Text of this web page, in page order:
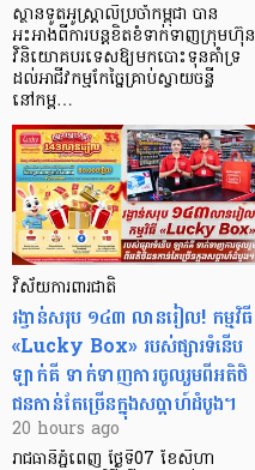
ស្ថានទូតអូស្ត្រាលីប្រចាំកម្ពុជា បាន
អះអាងពីការបន្តខិតខំទាក់ទាញក្រុមហ៊ុន
វិនិយោគបរទេសឱ្យមកបោះទុនគាំទ្រ
ដល់អាជីវកម្មកែច្នៃគ្រាប់ស្វាយចន្ទី
នៅកម្ព…
វិស័យការពារជាតិ
រង្វាន់សរុប ១៤៣ លានរៀល! កម្មវិធី
«Lucky Box» របស់ផ្សារទំនើប
ឡាក់គី ទាក់ទាញការចូលរួមពីអតិថិ
ជនកាន់តែច្រើនក្នុងសប្តាហ៍ដំបូង។
20 hours ago
រាជធានីភ្នំពេញ ថ្ងៃទី07 ខែសីហា